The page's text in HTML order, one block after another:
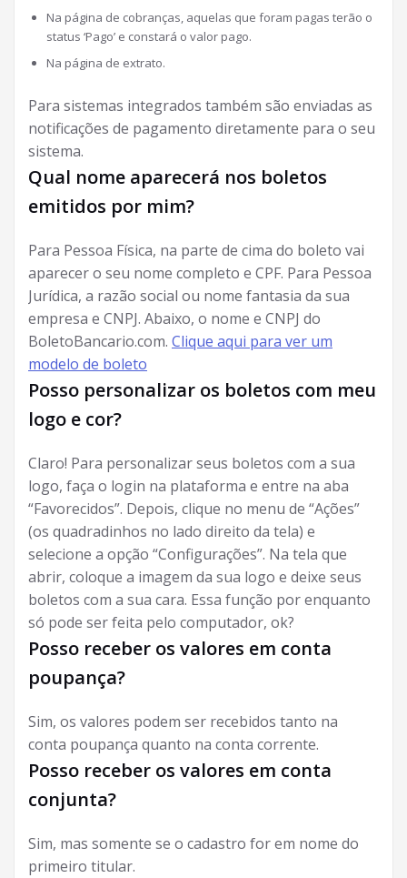
Na página de cobranças, aquelas que foram pagas terão o
status ‘Pago’ e constará o valor pago.
Na página de extrato.
Para sistemas integrados também são enviadas as
notificações de pagamento diretamente para o seu
sistema.
Qual nome aparecerá nos boletos
emitidos por mim?
Para Pessoa Física, na parte de cima do boleto vai
aparecer o seu nome completo e CPF. Para Pessoa
Jurídica, a razão social ou nome fantasia da sua
empresa e CNPJ. Abaixo, o nome e CNPJ do
BoletoBancario.com. Clique aqui para ver um
modelo de boleto
Posso personalizar os boletos com meu
logo e cor?
Claro! Para personalizar seus boletos com a sua
logo, faça o login na plataforma e entre na aba
“Favorecidos”. Depois, clique no menu de “Ações”
(os quadradinhos no lado direito da tela) e
selecione a opção “Configurações”. Na tela que
abrir, coloque a imagem da sua logo e deixe seus
boletos com a sua cara. Essa função por enquanto
só pode ser feita pelo computador, ok?
Posso receber os valores em conta
poupança?
Sim, os valores podem ser recebidos tanto na
conta poupança quanto na conta corrente.
Posso receber os valores em conta
conjunta?
Sim, mas somente se o cadastro for em nome do
primeiro titular.